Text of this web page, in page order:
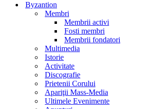
Byzantion
Membri
Membrii activi
Fosti membri
Membrii fondatori
Multimedia
Istorie
Activitate
Discografie
Prietenii Corului
Apariţii Mass-Media
Ultimele Evenimente